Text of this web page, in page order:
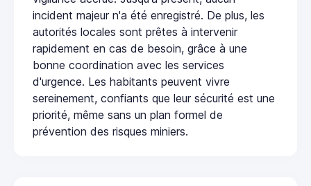
incident majeur n'a été enregistré. De plus, les
autorités locales sont prêtes à intervenir
rapidement en cas de besoin, grâce à une
bonne coordination avec les services
d'urgence. Les habitants peuvent vivre
sereinement, confiants que leur sécurité est une
priorité, même sans un plan formel de
prévention des risques miniers.